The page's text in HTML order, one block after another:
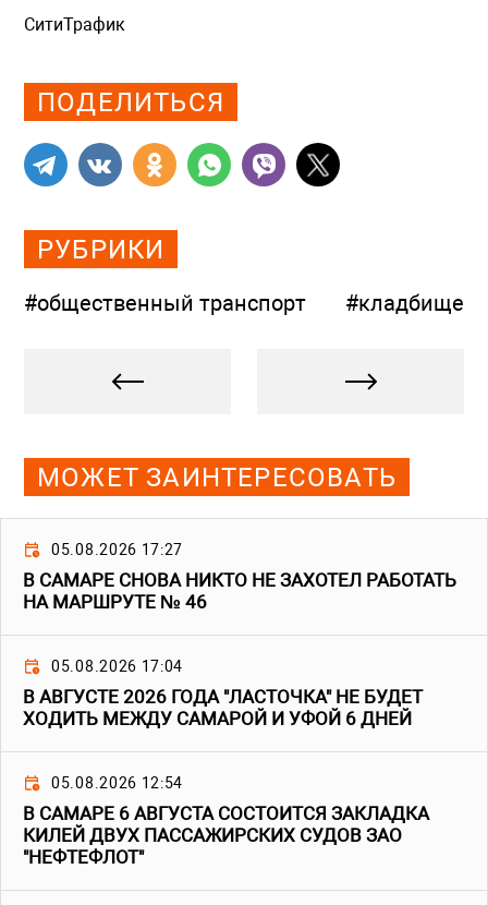
СитиТрафик
ПОДЕЛИТЬСЯ
РУБРИКИ
#общественный транспорт #кладбище
МОЖЕТ ЗАИНТЕРЕСОВАТЬ
05.08.2026 17:27
В САМАРЕ СНОВА НИКТО НЕ ЗАХОТЕЛ РАБОТАТЬ
НА МАРШРУТЕ № 46
05.08.2026 17:04
В АВГУСТЕ 2026 ГОДА "ЛАСТОЧКА" НЕ БУДЕТ
ХОДИТЬ МЕЖДУ САМАРОЙ И УФОЙ 6 ДНЕЙ
05.08.2026 12:54
В САМАРЕ 6 АВГУСТА СОСТОИТСЯ ЗАКЛАДКА
КИЛЕЙ ДВУХ ПАССАЖИРСКИХ СУДОВ ЗАО
"НЕФТЕФЛОТ"